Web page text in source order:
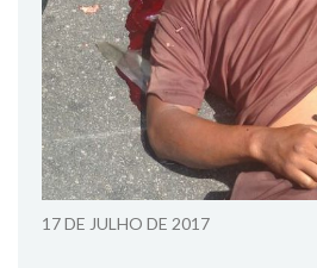
17 DE JULHO DE 2017